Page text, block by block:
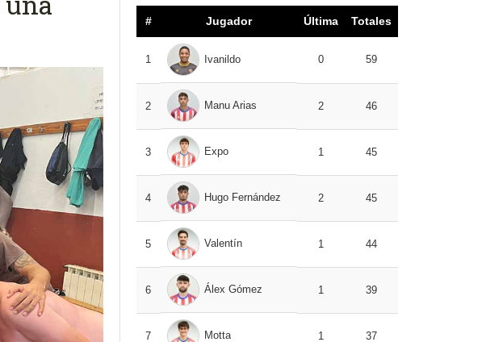
# Jugador Última Totales
1 Ivanildo 0 59
2 Manu Arias 2 46
3 Expo 1 45
4 Hugo Fernández 2 45
5 Valentín 1 44
6 Álex Gómez 1 39
7 Motta 1 37